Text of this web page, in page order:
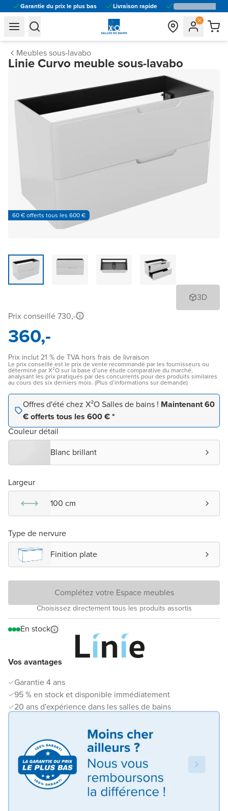
Garantie du prix le plus bas Livraison rapide
general.navigation.toggle_menu.label
general.navigation.toggle_menu.label
Meubles sous-lavabo
Linie Curvo meuble sous-lavabo
60 € offerts tous les 600 €
3D
Vos avantages
Garantie 4 ans
95 % en stock et disponible immédiatement
20 ans d'expérience dans les salles de bains
Prix conseillé 730,-
360,-
Prix inclut 21 % de TVA hors frais de livraison
Le prix conseillé est le prix de vente recommandé par les fournisseurs ou
déterminé par X²O sur la base d’une étude comparative du marché,
analysant les prix pratiqués par des concurrents pour des produits similaires
au cours des six derniers mois. (Plus d’informations sur demande)
Offres d'été chez X²O Salles de bains ! Maintenant 60
€ offerts tous les 600 € *
Couleur détail
Blanc brillant
Largeur
100 cm
Type de nervure
Finition plate
Complétez votre Espace meubles
Choisissez directement tous les produits assortis
En stock